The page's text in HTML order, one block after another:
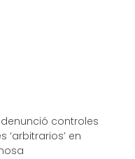
denunció controles
‘arbitrarios’ en